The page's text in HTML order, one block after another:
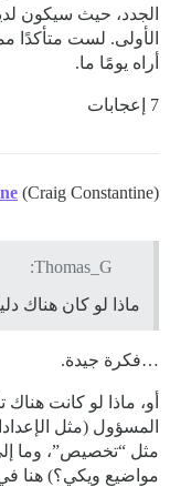
الجدد، حيث سيكون
الأولى. لست متأكدًا
أراه يومًا ما.
7 إعجابات
(Craig Constantine)
Thomas_G:
ماذا لو كان هناك
…فكرة جيدة.
أو، ماذا لو كانت
المسؤول (مثل
مثل “تخصيص”، وما
مواضيع ويكي؟) هنا